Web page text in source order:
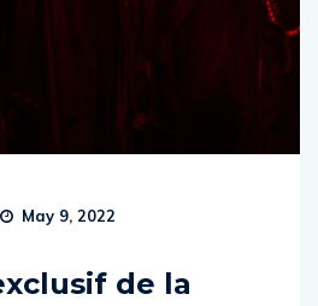
May 9, 2022
de la